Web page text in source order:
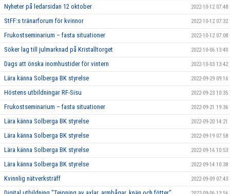
Nyheter på ledarsidan 12 oktober 2022-10-12 07:48
StFF:s tränarforum för kvinnor 2022-10-12 07:32
Frukostseminarium – fasta situationer 2022-10-12 07:08
Söker lag till julmarknad på Kristalltorget 2022-10-06 13:40
Dags att önska inomhustider för vintern 2022-10-03 13:42
Lära känna Solberga BK styrelse 2022-09-29 09:16
Höstens utbildningar RF-Sisu 2022-09-23 10:35
Frukostseminarium – fasta situationer 2022-09-21 19:36
Lära känna Solberga BK styrelse 2022-09-20 14:21
Lära känna Solberga BK styrelse 2022-09-19 07:58
Lära känna Solberga BK styrelse 2022-09-16 10:53
Lära känna Solberga BK styrelse 2022-09-14 10:38
Kvinnlig nätverksträff 2022-09-09 07:43